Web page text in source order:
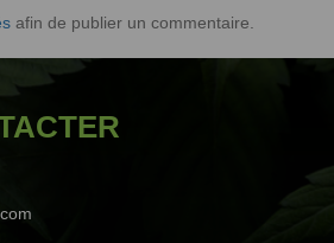
afin de publier un commentaire.